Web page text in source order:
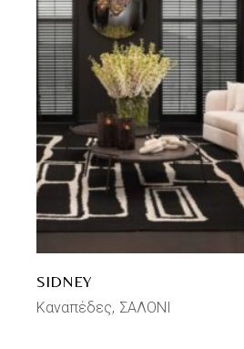
SIDNEY
Καναπέδες ΣΑΛΟΝΙ